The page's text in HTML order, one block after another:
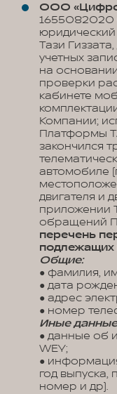
ООО
1655082020
юридический
Тази
учетных
на
проверки
кабинете
Компании;
Платформы
закончился
автомобиле
двигателя и
приложении
обращений
перечень
подлежащих
Общие:
● фамилия,
● дата
● адрес
● номер
Иные
● данные об
WEY;
●
год выпуска,
номер и др).